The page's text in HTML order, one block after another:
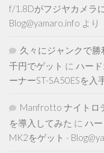
f/1.8Dがフジヤカメラ
Blog@yamaro.info より
久々にジャンクで
千円でゲット に ハード
ーナーST-SA50ESを入
Manfrotto ナイトロ
を導入してみた に ハ
MK2をゲット -